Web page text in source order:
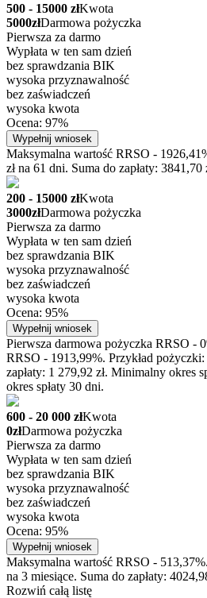
500 - 15000 złKwota
5000złDarmowa pożyczka
Pierwsza za darmo
Wypłata w ten sam dzień
bez sprawdzania BIK
wysoka przyznawalność
bez zaświadczeń
wysoka kwota
Ocena: 97%
Wypełnij wniosek
Maksymalna wartość RRSO -
zł na 61 dni. Suma do zapłaty: 3841,70
200 - 15000 złKwota
3000złDarmowa pożyczka
Pierwsza za darmo
Wypłata w ten sam dzień
bez sprawdzania BIK
wysoka przyznawalność
bez zaświadczeń
wysoka kwota
Ocena: 95%
Wypełnij wniosek
Pierwsza darmowa pożyczka RRSO -
RRSO - 1913,99%. Przykład
zapłaty: 1 279,92 zł. Minimalny okres
okres spłaty 30 dni.
600 - 20 000 złKwota
0złDarmowa pożyczka
Pierwsza za darmo
Wypłata w ten sam dzień
bez sprawdzania BIK
wysoka przyznawalność
bez zaświadczeń
wysoka kwota
Ocena: 95%
Wypełnij wniosek
Maksymalna wartość RRSO -
na 3 miesiące. Suma do zapłaty:
Rozwiń całą listę